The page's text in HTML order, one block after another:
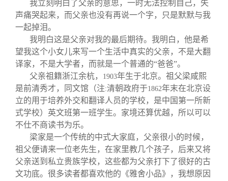
理事会名单
制度法规
联系我们
我立刻明白了父亲的意思，一时无法控制自己，失
声痛哭起来，而父亲也没有再说一个字，只是默默与我
一起掉泪。
我明白这是父亲对我的最后期待。我明白，他是希
望我这个小女儿来写一个生活中真实的父亲，不是大翻
译家，不是大学者，而就是一个普通的“爸爸”。
父亲祖籍浙江余杭，
1903年生于北京。祖父梁咸熙
是前清秀才，同文馆（注:清朝政府于1862年末在北京设
立的用于培养外交和翻译人员的学校，是中国第一所新
式学校）英文班第一班学生。家境还算优越，所以可以
不仕不商读书为乐。
梁家是一个传统的中式大家庭，父亲很小的时候，
祖父便请来一位老先生，在家里教几个孩子，后来又将
父亲送到私立贵族学校，这些都为父亲打下了很好的古
文功底。很多读者都喜欢他的《雅舍小品》，我想原因